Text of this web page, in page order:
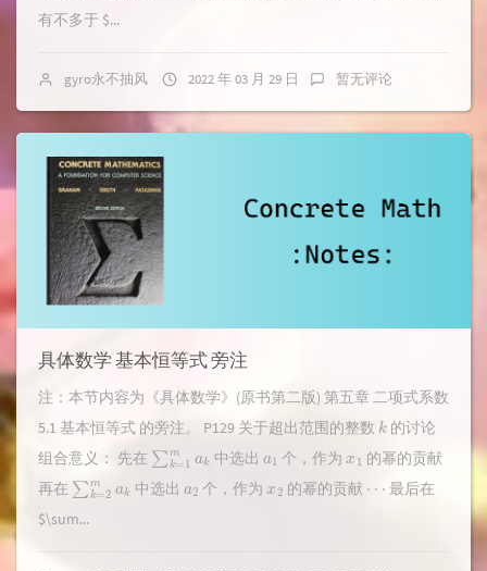
有不多于 $...
gyro永不抽风 2022 年 03 月 29 日 暂无评论
具体数学 基本恒等式 旁注
注：本节内容为《具体数学》(原书第二版) 第五章 二项式系数
5.1 基本恒等式 的旁注。 P129 关于超出范围的整数 k 的讨论
组合意义： 先在 ∑k=1
k 中选出 个，作为
的幂的贡献
再在 ∑k=2
k 中选出 个，作为 的幂的贡献
最后在
$\sum...